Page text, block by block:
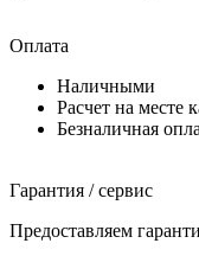
Оплата
Наличными
Расчет на месте
Безналичная
Гарантия / сервис
Предоставляем